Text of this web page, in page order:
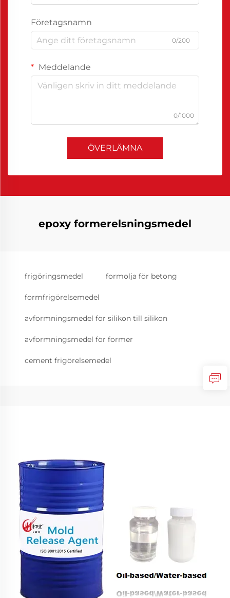
Företagsnamn
0/200
Meddelande
0/1000
ÖVERLÄMNA
epoxy formerelsningsmedel
frigöringsmedel formolja för betong
formfrigörelsemedel
avformningsmedel för silikon till silikon
avformningsmedel för former
cement frigörelsemedel